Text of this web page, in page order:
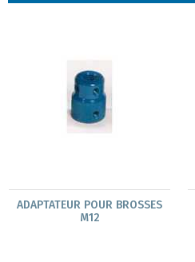
ADAPTATEUR POUR BROSSES
M12